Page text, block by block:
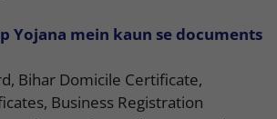
Yojana mein kaun se documents
Bihar Domicile Certificate,
Business Registration